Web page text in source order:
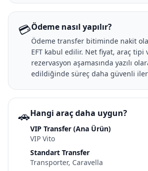
💳Ödeme nasıl yapılır?
Ödeme transfer bitiminde nakit
EFT kabul edilir. Net fiyat, araç tipi
rezervasyon aşamasında yazılı
edildiğinde süreç daha güvenli
🚗Hangi araç daha uygun?
VIP Transfer (Ana Ürün)
VIP Vito
Standart Transfer
Transporter, Caravella